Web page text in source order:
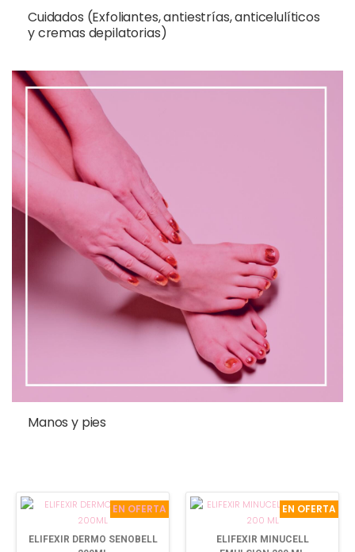
Cuidados (Exfoliantes, antiestrías, anticelulíticos
y cremas depilatorias)
Manos y pies
EN OFERTA
ELIFEXIR DERMO SENOBELL
EN OFERTA
ELIFEXIR MINUCELL